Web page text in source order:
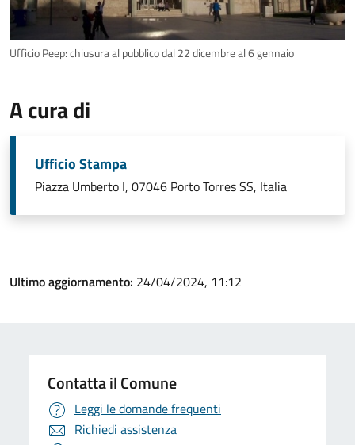
Ufficio Peep: chiusura al pubblico dal 22 dicembre al 6 gennaio
A cura di
Ufficio Stampa
Piazza Umberto I, 07046 Porto Torres SS, Italia
Ultimo aggiornamento: 24/04/2024, 11:12
Contatta il Comune
Leggi le domande frequenti
Richiedi assistenza